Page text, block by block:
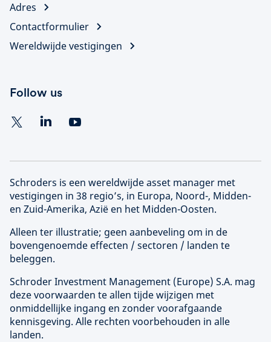
Adres
Contactformulier
Wereldwijde vestigingen
Follow us
Schroders is een wereldwijde asset manager met
vestigingen in 38 regio’s, in Europa, Noord-, Midden-
en Zuid-Amerika, Azië en het Midden-Oosten.
Alleen ter illustratie; geen aanbeveling om in de
bovengenoemde effecten / sectoren / landen te
beleggen.
Schroder Investment Management (Europe) S.A. mag
deze voorwaarden te allen tijde wijzigen met
onmiddellijke ingang en zonder voorafgaande
kennisgeving. Alle rechten voorbehouden in alle
landen.